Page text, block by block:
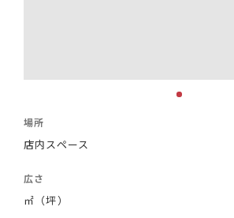
場所
店内スペース
広さ
㎡（坪）